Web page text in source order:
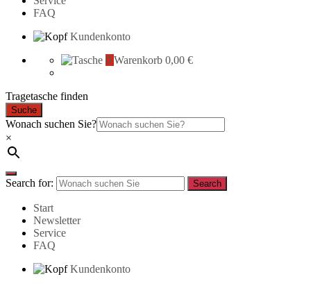
FAQ
Kundenkonto
0 Warenkorb 0,00 €
Tragetasche finden
Suche
Wonach suchen Sie?
×
Search for: Search
Start
Newsletter
Service
FAQ
Kundenkonto